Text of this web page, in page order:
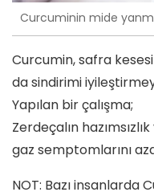
Curcuminin mide
Curcumin, safra
da sindirimi
Yapılan bir çalışma;
Zerdeçalın
gaz semptomlarını
NOT: Bazı insanlarda